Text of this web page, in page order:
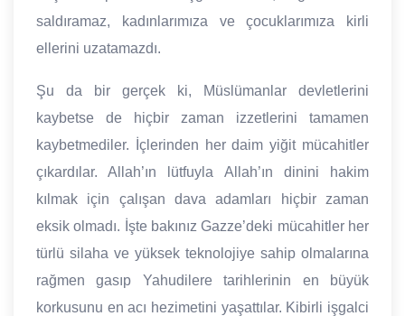
saldıramaz, kadınlarımıza ve çocuklarımıza kirli
ellerini uzatamazdı.
Şu da bir gerçek ki, Müslümanlar devletlerini
kaybetse de hiçbir zaman izzetlerini tamamen
kaybetmediler. İçlerinden her daim yiğit mücahitler
çıkardılar. Allah’ın lütfuyla Allah’ın dinini hakim
kılmak için çalışan dava adamları hiçbir zaman
eksik olmadı. İşte bakınız Gazze’deki mücahitler her
türlü silaha ve yüksek teknolojiye sahip olmalarına
rağmen gasıp Yahudilere tarihlerinin en büyük
korkusunu en acı hezimetini yaşattılar. Kibirli işgalci